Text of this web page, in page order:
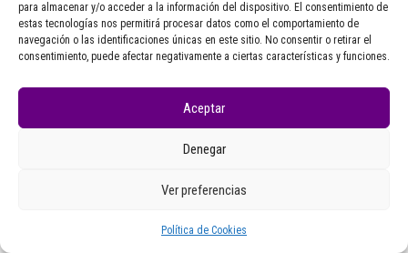
para almacenar y/o acceder a la información del dispositivo. El consentimiento de
estas tecnologías nos permitirá procesar datos como el comportamiento de
navegación o las identificaciones únicas en este sitio. No consentir o retirar el
consentimiento, puede afectar negativamente a ciertas características y funciones.
Aceptar
Denegar
Ver preferencias
Política de Cookies